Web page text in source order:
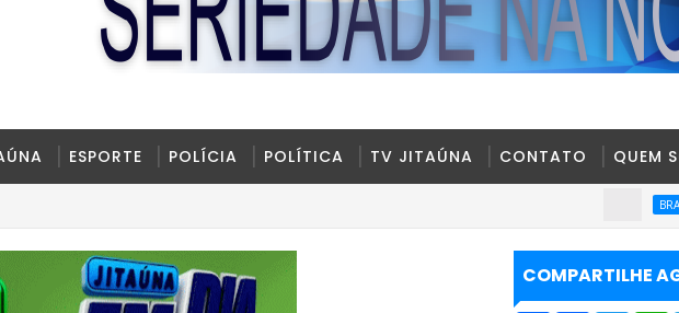
ESPORTE POLÍCIA POLÍTICA TV JITAÚNA CONTATO QUEM
totalmente reconstruído e ampliado.
COMPARTILHE